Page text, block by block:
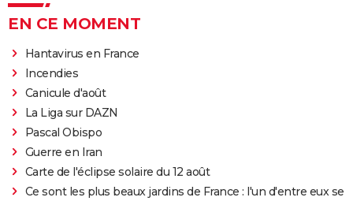
EN CE MOMENT
Hantavirus en France
Incendies
Canicule d'août
La Liga sur DAZN
Pascal Obispo
Guerre en Iran
Carte de l'éclipse solaire du 12 août
Ce sont les plus beaux jardins de France : l'un d'entre eux se